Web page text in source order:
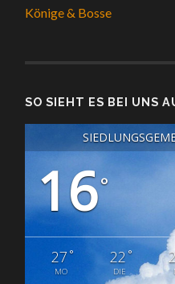
Könige & Bosse
SO SIEHT ES BEI UNS
16°
27°
MO
22 °
DIE